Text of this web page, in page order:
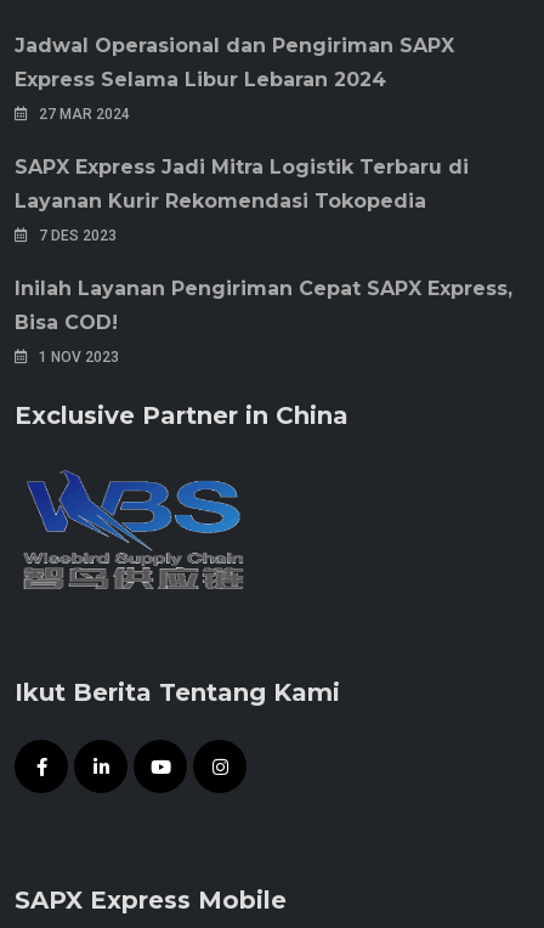
Jadwal Operasional dan Pengiriman SAPX
Express Selama Libur Lebaran 2024
27 MAR 2024
SAPX Express Jadi Mitra Logistik Terbaru di
Layanan Kurir Rekomendasi Tokopedia
7 DES 2023
Inilah Layanan Pengiriman Cepat SAPX Express,
Bisa COD!
1 NOV 2023
Exclusive Partner in China
Ikut Berita Tentang Kami
SAPX Express Mobile